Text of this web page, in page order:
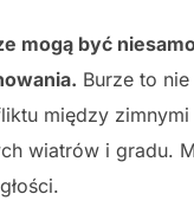
mogą być
Burze to
między
wiatrów i gradu.